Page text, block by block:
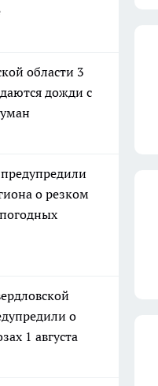
области 3
дожди с
о резком
о
1 августа